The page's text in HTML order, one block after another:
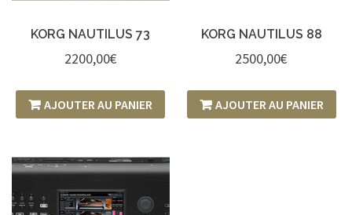
KORG NAUTILUS 73
2200,00€
AJOUTER AU PANIER
KORG NAUTILUS 88
2500,00€
AJOUTER AU PANIER